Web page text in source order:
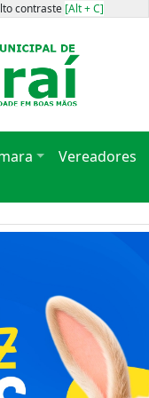
contraste [Alt + C]
Vereadores